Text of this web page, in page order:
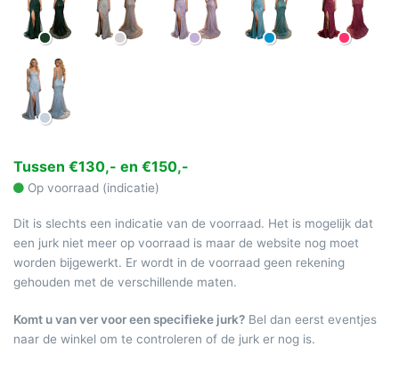
Tussen €130,- en €150,-
Op voorraad (indicatie)
Dit is slechts een indicatie van de voorraad. Het is mogelijk dat
een jurk niet meer op voorraad is maar de website nog moet
worden bijgewerkt. Er wordt in de voorraad geen rekening
gehouden met de verschillende maten.
Komt u van ver voor een specifieke jurk? Bel dan eerst eventjes
naar de winkel om te controleren of de jurk er nog is.